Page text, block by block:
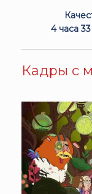
4 часа
Кадры с